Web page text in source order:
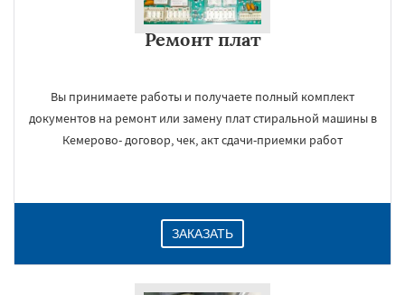
Ремонт плат
Вы принимаете работы и получаете полный комплект
документов на ремонт или замену плат стиральной машины в
Кемерово- договор, чек, акт сдачи-приемки работ
ЗАКАЗАТЬ